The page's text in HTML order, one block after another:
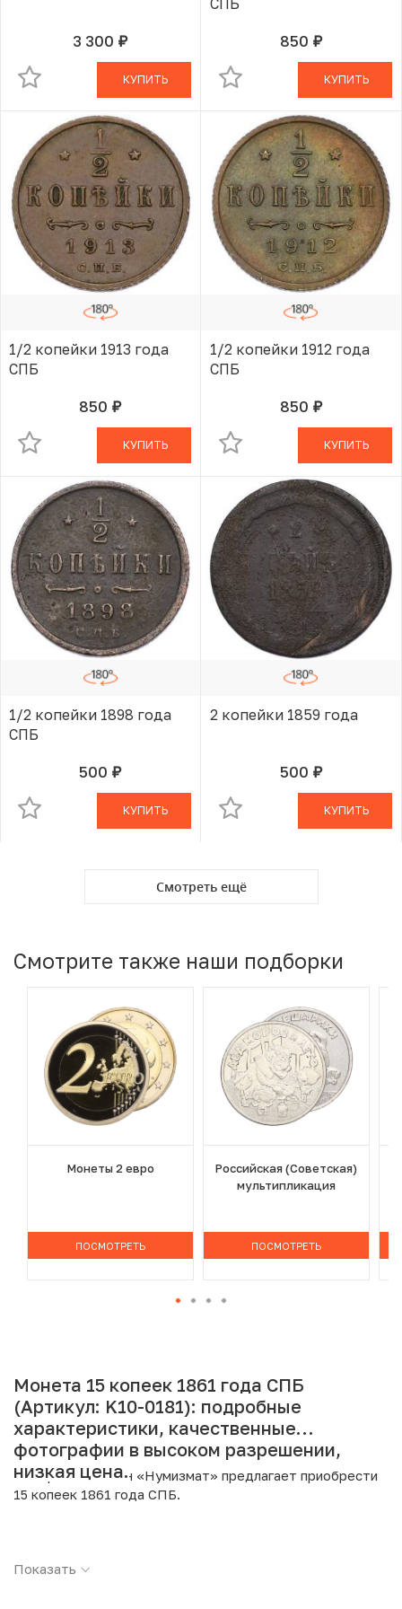
3 300 руб.
В КОРЗИНЕ
КУПИТЬ
850 руб.В КОРЗИНЕ
КУПИТЬ
1/2 копейки 1913 года
СПБ
850 руб.В КОРЗИНЕ
КУПИТЬ
1/2 копейки 1912 года
СПБ
850 руб.В КОРЗИНЕ
КУПИТЬ
1/2 копейки 1898 года
СПБ
500 руб.В КОРЗИНЕ
КУПИТЬ
2 копейки 1859 года
500 руб.В КОРЗИНЕ
КУПИТЬ
Смотреть ещё
Смотрите также наши подборки
Монеты 2 евро
ПОСМОТРЕТЬ
Российская (Советская)
мультипликация
ПОСМОТРЕТЬ
Монета 15 копеек 1861 года СПБ
(Артикул: K10-0181): подробные
характеристики, качественные
фотографии в высоком разрешении,
низкая цена.
Интернет магазин «Нумизмат» предлагает приобрести
15 копеек 1861 года СПБ.
Страна: Российская Империя
Показать